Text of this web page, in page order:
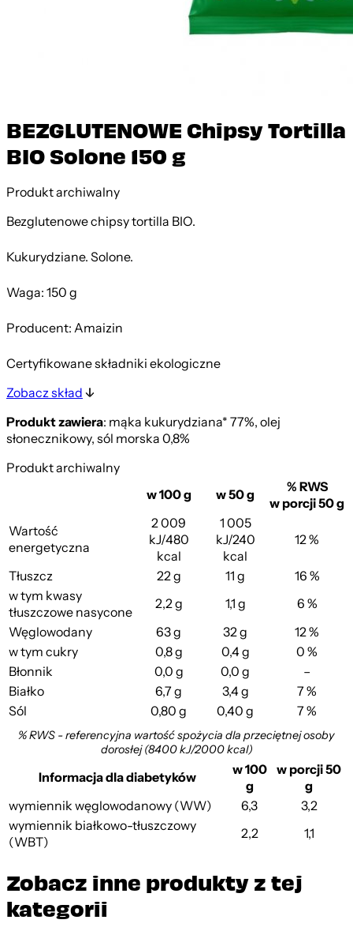
BEZGLUTENOWE Chipsy Tortilla
BIO Solone 150 g
Produkt archiwalny
Bezglutenowe chipsy tortilla BIO.
Kukurydziane. Solone.
Waga: 150 g
Producent: Amaizin
Certyfikowane składniki ekologiczne
Zobacz skład
Produkt zawiera: mąka kukurydziana* 77%, olej
słonecznikowy, sól morska 0,8%
Produkt archiwalny
w 100 g
w 50 g
% RWS
w porcji 50 g
Wartość
energetyczna
2 009
kJ/480
kcal
1 005
kJ/240
kcal
12 %
Tłuszcz 22 g 11 g
16 %
w tym kwasy
tłuszczowe nasycone
2,2 g 1,1 g
6 %
Węglowodany
63 g 32 g
12 %
w tym cukry
0,8 g 0,4 g
0 %
Błonnik
0,0 g 0,0 g
–
Białko
6,7 g 3,4 g
7 %
Sól
0,80 g 0,40 g 7 %
% RWS - referencyjna wartość spożycia dla przeciętnej osoby
dorosłej (8400 kJ/2000 kcal)
Informacja dla diabetyków
w 100
g
w porcji 50
g
wymiennik węglowodanowy (WW)
6,3
3,2
wymiennik białkowo-tłuszczowy
(WBT)
2,2 1,1
Zobacz inne produkty z tej
kategorii